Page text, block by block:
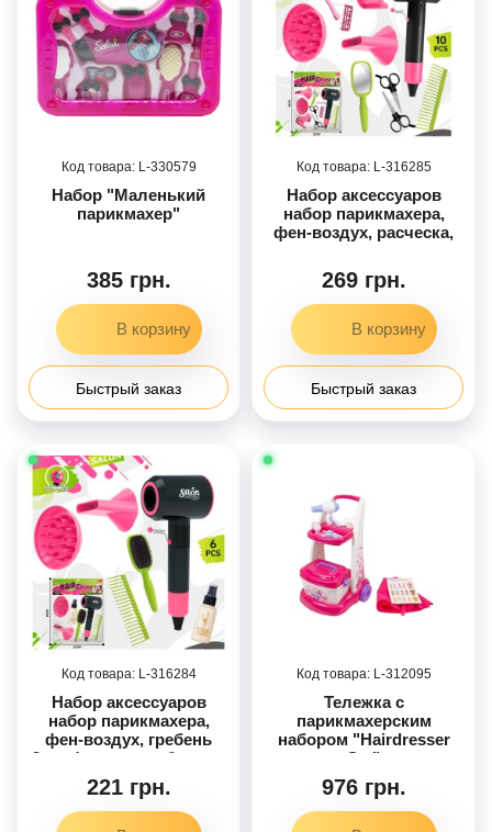
330579
Набор "Маленький
парикмахер"
385 грн.
Быстрый заказ
316285
Набор аксессуаров
набор парикмахера,
фен-воздух, расческа,
бигуди, заколка, на бат-
ц, в п/э 25-37-9см /36/
269 грн.
Быстрый заказ
316284
Набор аксессуаров
набор парикмахера,
фен-воздух, гребень
2шт, флакон, на бат-ц, в
п/е 25-36-8см /48/
221 грн.
312095
Тележка с
парикмахерским
набором "Hairdresser
Set"
976 грн.